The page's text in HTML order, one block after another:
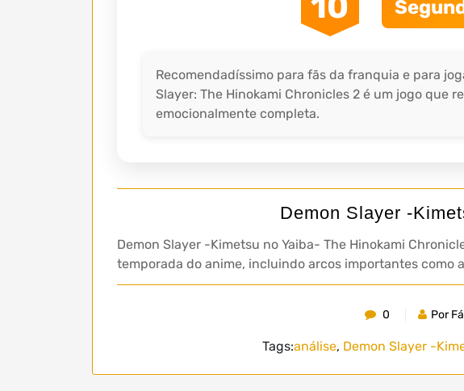
Recomendadíssimo para fãs da franquia e para
Slayer: The Hinokami Chronicles 2 é um jogo que
emocionalmente completa.
Demon Slayer -
Demon Slayer -Kimetsu no Yaiba- The Hinokami
temporada do anime, incluindo arcos importantes como
0 Por
Tags:análise, Demon Slayer -